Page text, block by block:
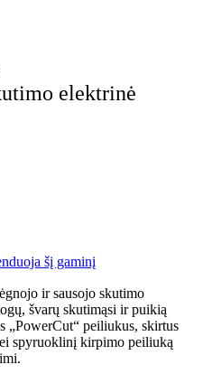
elektrinė
šį gaminį
ir sausojo skutimo
švarų skutimąsi ir puikią
„PowerCut“ peiliukus, skirtus
spyruoklinį kirpimo peiliuką